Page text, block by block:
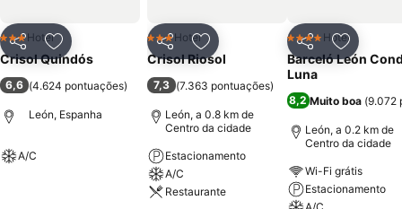
PartilharAdicionar aos favoritos
3 Estrelas
Hotel
Crisol Quindós
6,6 (4.624 pontuações)
León, Espanha
A/C
PartilharAdicionar aos favoritos
3 Estrelas
Hotel
Crisol Riosol
7,3 (7.363 pontuações)
León, a 0.8 km de
Centro da cidade
Estacionamento
A/C
Restaurante
Partilhar
4 EstrelasHotel
Barceló León
Luna
8,2 Muito boa (9.072
León, a 0.2 km de
Centro da cidade
Wi-Fi grátis
Estacionamento